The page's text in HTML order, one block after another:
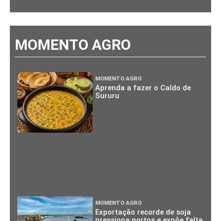
MOMENTO AGRO
MOMENTO AGRO
Aprenda a fazer o Caldo de
Sururu
MOMENTO AGRO
Exportação recorde de soja